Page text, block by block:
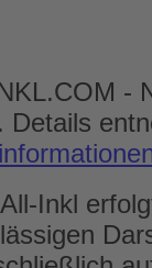
-
Details
Inkl